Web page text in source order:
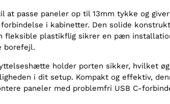
at passe paneler op til 13mm tykke og
i kabinetter. Den solide
fleksible plastikflig sikrer en pæn
borefejl.
holder porten sikker, hvilket
i dit setup. Kompakt og effektiv,
paneler med problemfri USB C-